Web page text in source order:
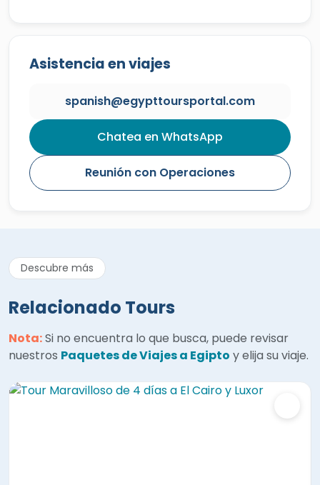
Asistencia en viajes
spanish@egypttoursportal.com
Chatea en WhatsApp
Reunión con Operaciones
Descubre más
Relacionado Tours
Nota:Si no encuentra lo que busca, puede revisar
nuestros Paquetes de Viajes a Egipto y elija su viaje.